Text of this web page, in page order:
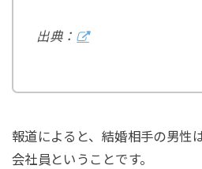
出典：
報道によると、結婚相手の男性
会社員ということです。